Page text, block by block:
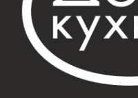
– Висока якість
лише натуральні
ароматизаторів,
забезпечуючи не лише